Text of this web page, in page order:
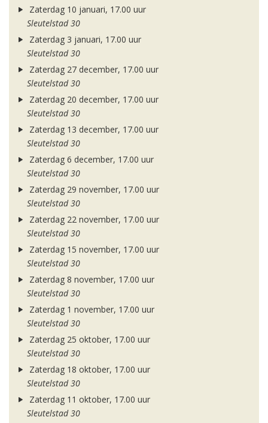
Zaterdag 10 januari, 17.00 uur
Sleutelstad 30
Zaterdag 3 januari, 17.00 uur
Sleutelstad 30
Zaterdag 27 december, 17.00 uur
Sleutelstad 30
Zaterdag 20 december, 17.00 uur
Sleutelstad 30
Zaterdag 13 december, 17.00 uur
Sleutelstad 30
Zaterdag 6 december, 17.00 uur
Sleutelstad 30
Zaterdag 29 november, 17.00 uur
Sleutelstad 30
Zaterdag 22 november, 17.00 uur
Sleutelstad 30
Zaterdag 15 november, 17.00 uur
Sleutelstad 30
Zaterdag 8 november, 17.00 uur
Sleutelstad 30
Zaterdag 1 november, 17.00 uur
Sleutelstad 30
Zaterdag 25 oktober, 17.00 uur
Sleutelstad 30
Zaterdag 18 oktober, 17.00 uur
Sleutelstad 30
Zaterdag 11 oktober, 17.00 uur
Sleutelstad 30